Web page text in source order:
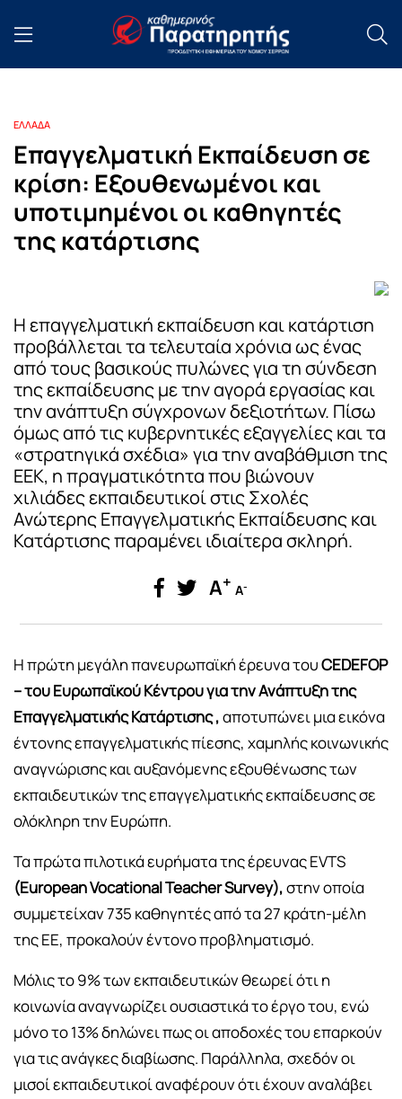
ΕΛΛΑΔΑ
Επαγγελματική Εκπαίδευση σε
κρίση: Εξουθενωμένοι και
υποτιμημένοι οι καθηγητές
της κατάρτισης
Η επαγγελματική εκπαίδευση και κατάρτιση
προβάλλεται τα τελευταία χρόνια ως ένας
από τους βασικούς πυλώνες για τη σύνδεση
της εκπαίδευσης με την αγορά εργασίας και
την ανάπτυξη σύγχρονων δεξιοτήτων. Πίσω
όμως από τις κυβερνητικές εξαγγελίες και τα
«στρατηγικά σχέδια» για την αναβάθμιση της
ΕΕΚ, η πραγματικότητα που βιώνουν
χιλιάδες εκπαιδευτικοί στις Σχολές
Ανώτερης Επαγγελματικής Εκπαίδευσης και
Κατάρτισης παραμένει ιδιαίτερα σκληρή.
A+ A-
Η πρώτη μεγάλη πανευρωπαϊκή έρευνα τουCEDEFOP
– του Ευρωπαϊκού Κέντρου για την Ανάπτυξη της
Επαγγελματικής Κατάρτισης ,αποτυπώνει μια εικόνα
έντονης επαγγελματικής πίεσης, χαμηλής κοινωνικής
αναγνώρισης και αυξανόμενης εξουθένωσης των
εκπαιδευτικών της επαγγελματικής εκπαίδευσης σε
ολόκληρη την Ευρώπη.
Τα πρώτα πιλοτικά ευρήματα της έρευνας EVTS
(European Vocational Teacher Survey),στην οποία
συμμετείχαν 735 καθηγητές από τα 27 κράτη-μέλη
της ΕΕ, προκαλούν έντονο προβληματισμό.
Μόλις το 9% των εκπαιδευτικών θεωρεί ότι η
κοινωνία αναγνωρίζει ουσιαστικά το έργο του, ενώ
μόνο το 13% δηλώνει πως οι αποδοχές του επαρκούν
για τις ανάγκες διαβίωσης. Παράλληλα, σχεδόν οι
μισοί εκπαιδευτικοί αναφέρουν ότι έχουν αναλάβει